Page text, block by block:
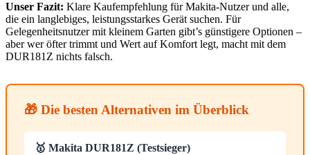
Unser Fazit: Klare Kaufempfehlung für Makita-Nutzer und alle,
die ein langlebiges, leistungsstarkes Gerät suchen. Für
Gelegenheitsnutzer mit kleinem Garten gibt’s günstigere Optionen –
aber wer öfter trimmt und Wert auf Komfort legt, macht mit dem
DUR181Z nichts falsch.
🎁 Die besten Alternativen im Überblick
🥇 Makita DUR181Z (Testsieger)